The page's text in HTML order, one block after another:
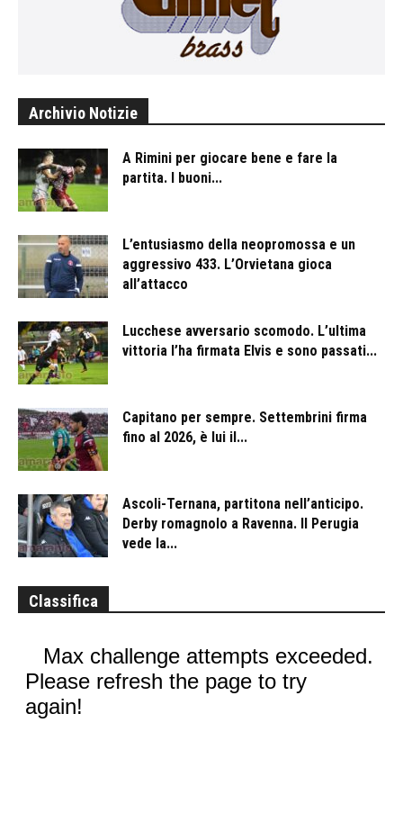
Archivio Notizie
A Rimini per giocare bene e fare la
partita. I buoni...
L’entusiasmo della neopromossa e un
aggressivo 433. L’Orvietana gioca
all’attacco
Lucchese avversario scomodo. L’ultima
vittoria l’ha firmata Elvis e sono passati...
Capitano per sempre. Settembrini firma
fino al 2026, è lui il...
Ascoli-Ternana, partitona nell’anticipo.
Derby romagnolo a Ravenna. Il Perugia
vede la...
Classifica